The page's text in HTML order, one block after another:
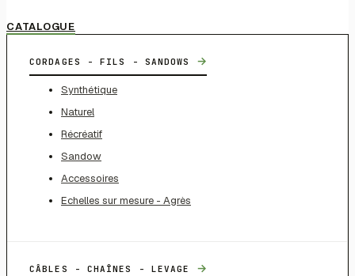
CATALOGUE
CORDAGES - FILS - SANDOWS →
Synthétique
Naturel
Récréatif
Sandow
Accessoires
Echelles sur mesure - Agrès
CÂBLES - CHAÎNES - LEVAGE →